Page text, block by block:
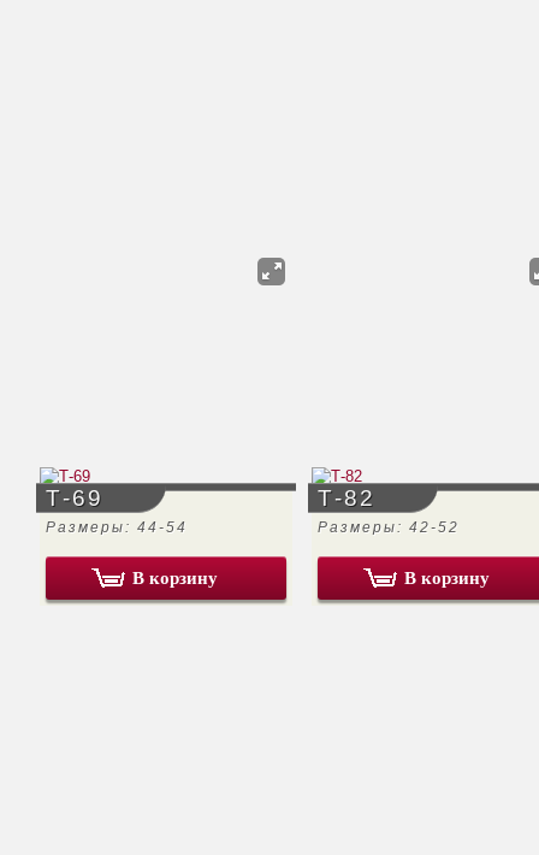
Т-69
Размеры: 44-54
В корзину
Т-82
Размеры: 42-52
В корзину